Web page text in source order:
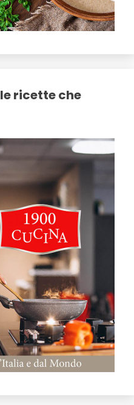
ricette che